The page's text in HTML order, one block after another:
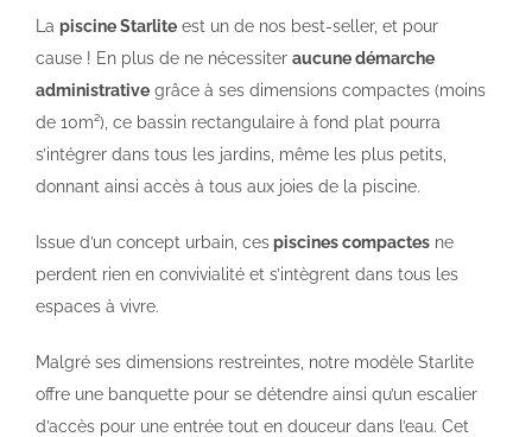
La piscine Starlite est un de nos best-seller, et pour
cause ! En plus de ne nécessiter aucune démarche
administrative grâce à ses dimensions compactes (moins
de 10m²), ce bassin rectangulaire à fond plat pourra
s’intégrer dans tous les jardins, même les plus petits,
donnant ainsi accès à tous aux joies de la piscine.
Issue d’un concept urbain, cespiscines compactes ne
perdent rien en convivialité et s’intègrent dans tous les
espaces à vivre.
Malgré ses dimensions restreintes, notre modèle Starlite
offre une banquette pour se détendre ainsi qu’un escalier
d’accès pour une entrée tout en douceur dans l’eau. Cet